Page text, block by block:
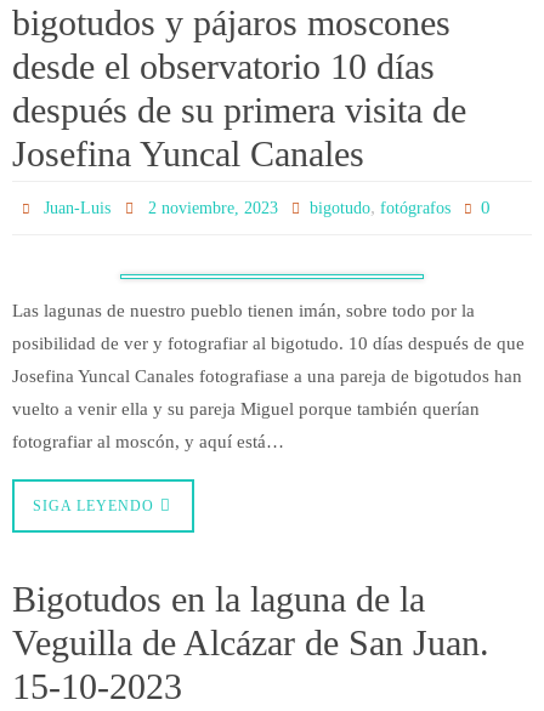
bigotudos y pájaros moscones
desde el observatorio 10 días
después de su primera visita de
Josefina Yuncal Canales
Juan-Luis 2 noviembre, 2023 bigotudo, fotógrafos 0
Las lagunas de nuestro pueblo tienen imán, sobre todo por la
posibilidad de ver y fotografiar al bigotudo. 10 días después de que
Josefina Yuncal Canales fotografiase a una pareja de bigotudos han
vuelto a venir ella y su pareja Miguel porque también querían
fotografiar al moscón, y aquí está…
SIGA LEYENDO
Bigotudos en la laguna de la
Veguilla de Alcázar de San Juan.
15-10-2023